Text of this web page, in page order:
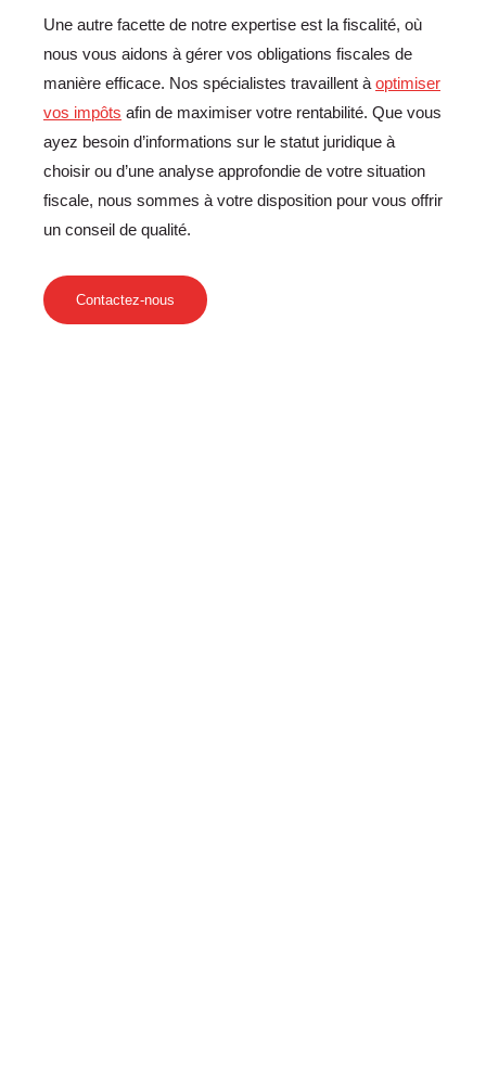
Une autre facette de notre expertise est la fiscalité, où
nous vous aidons à gérer vos obligations fiscales de
manière efficace. Nos spécialistes travaillent à optimiser
vos impôts afin de maximiser votre rentabilité. Que vous
ayez besoin d’informations sur le statut juridique à
choisir ou d’une analyse approfondie de votre situation
fiscale, nous sommes à votre disposition pour vous offrir
un conseil de qualité.
Contactez-nous